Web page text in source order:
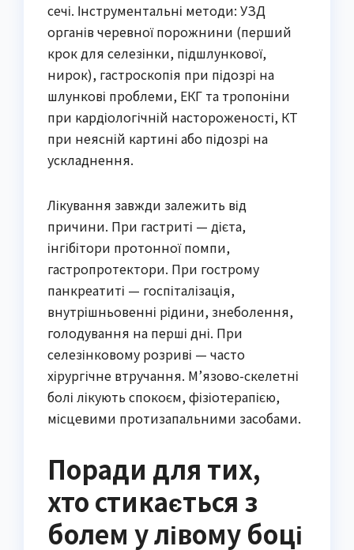
сечі. Інструментальні методи: УЗД
органів черевної порожнини (перший
крок для селезінки, підшлункової,
нирок), гастроскопія при підозрі на
шлункові проблеми, ЕКГ та тропоніни
при кардіологічній настороженості, КТ
при неясній картині або підозрі на
ускладнення.
Лікування завжди залежить від
причини. При гастриті — дієта,
інгібітори протонної помпи,
гастропротектори. При гострому
панкреатиті — госпіталізація,
внутрішньовенні рідини, знеболення,
голодування на перші дні. При
селезінковому розриві — часто
хірургічне втручання. М’язово-скелетні
болі лікують спокоєм, фізіотерапією,
місцевими протизапальними засобами.
Поради для тих,
хто стикається з
болем у лівому боці